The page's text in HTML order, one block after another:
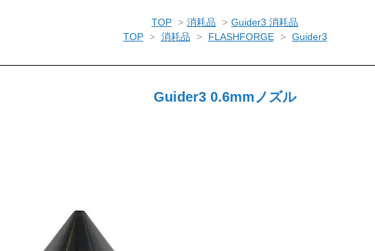
TOP > 消耗品 > Guider3 消耗品
TOP > 消耗品 > FLASHFORGE > Guider3
Guider3 0.6mmノズル